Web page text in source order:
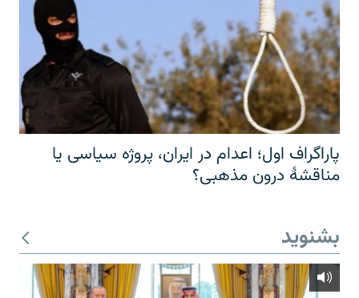
پاراگراف اول؛ اعدام در ایران، پروژه سیاسی یا
مناقشهٔ درون مذهبی؟
بشنوید